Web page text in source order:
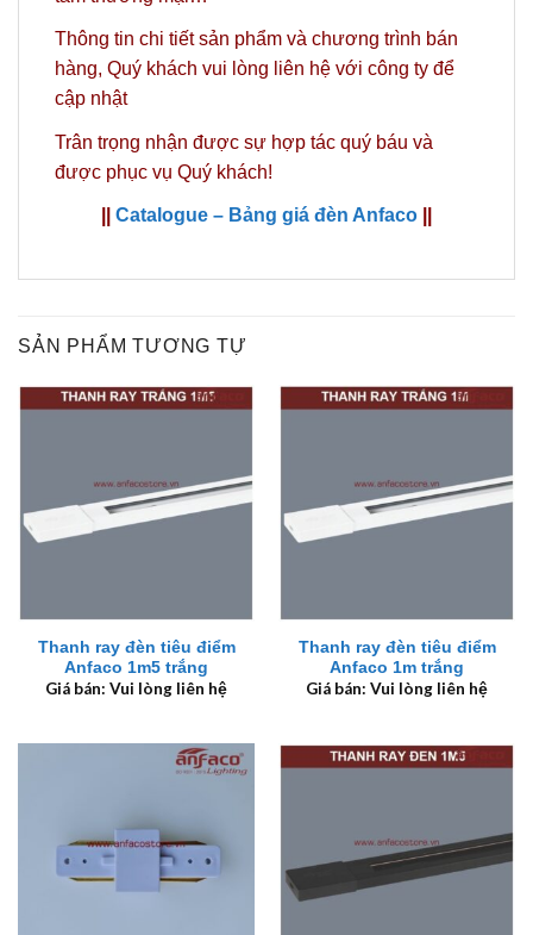
Thông tin chi tiết sản phẩm và chương trình bán
hàng, Quý khách vui lòng liên hệ với công ty để
cập nhật
Trân trọng nhận được sự hợp tác quý báu và
được phục vụ Quý khách!
Catalogue – Bảng giá đèn Anfaco
SẢN PHẨM TƯƠNG TỰ
Thanh ray đèn tiêu điểm
Anfaco 1m5 trắng
Giá bán: Vui lòng liên hệ
Thanh ray đèn tiêu điểm
Anfaco 1m trắng
Giá bán: Vui lòng liên hệ